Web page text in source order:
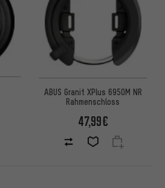
ABUS Granit XPlus 6950M NR
Rahmenschloss
47,99€